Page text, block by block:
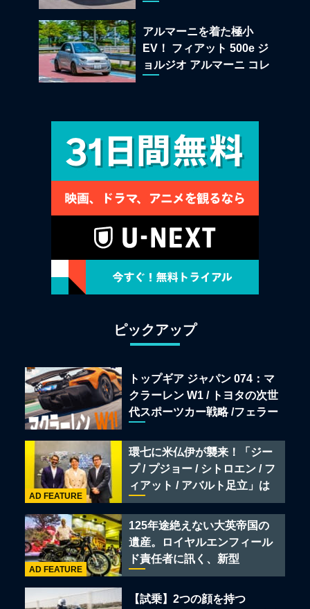
ーの至福
アルマーニを着た極小
EV！ フィアット 500e ジ
ョルジオ アルマーニ コレ
ピックアップ
トップギア ジャパン 074：マ
クラーレン W1 / トヨタの次世
代スポーツカー戦略 /フェラー
リオ /ベントレー スーパース
ポーツ
環七に米仏伊が襲来！「ジー
プ / プジョー / シトロエン / フ
ィアット / アバルト足立」は
クルマのセレクトショップで
ある
AD FEATURE
125年途絶えない大英帝国の
遺産。ロイヤルエンフィール
ド責任者に訊く、新型
「BULLET 650」と“時間の
質”を愛する理由
AD FEATURE
【試乗】2つの顔を持つ